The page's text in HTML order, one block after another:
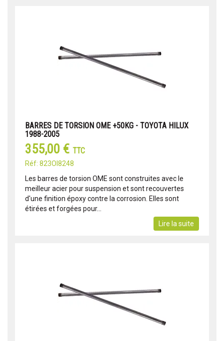
BARRES DE TORSION OME +50KG - TOYOTA HILUX
1988-2005
355,00 € TTC
Réf: 823OI8248
Les barres de torsion OME sont construites avec le
meilleur acier pour suspension et sont recouvertes
d'une finition époxy contre la corrosion. Elles sont
étirées et forgées pour...
Lire la suite